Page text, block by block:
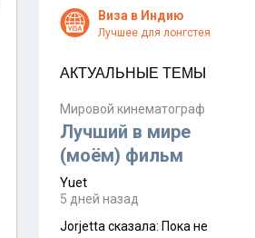
Виза в Индию
Лучшее для лонгстея
АКТУАЛЬНЫЕ ТЕМЫ
Мировой кинематограф
Лучший в мире
(моём) фильм
Yuet
5 дней назад
Jorjetta сказалa: Пока не